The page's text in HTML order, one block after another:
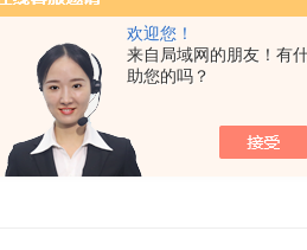
欢迎您！
来自局域网的朋友！有
助您的吗？